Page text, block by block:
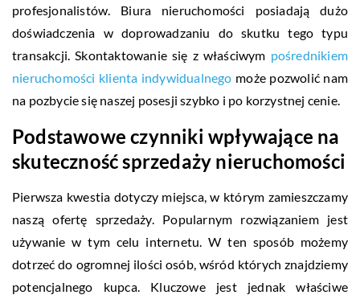
profesjonalistów. Biura nieruchomości posiadają dużo
doświadczenia w doprowadzaniu do skutku tego typu
transakcji. Skontaktowanie się z właściwym pośrednikiem
nieruchomości klienta indywidualnego może pozwolić nam
na pozbycie się naszej posesji szybko i po korzystnej cenie.
Podstawowe czynniki wpływające na
skuteczność sprzedaży nieruchomości
Pierwsza kwestia dotyczy miejsca, w którym zamieszczamy
naszą ofertę sprzedaży. Popularnym rozwiązaniem jest
używanie w tym celu internetu. W ten sposób możemy
dotrzeć do ogromnej ilości osób, wśród których znajdziemy
potencjalnego kupca. Kluczowe jest jednak właściwe